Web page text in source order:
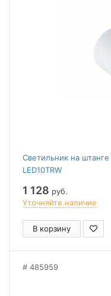
Светильник на
LED10TRW
1 128 руб.
Уточняйте наличие
В корзину
485959